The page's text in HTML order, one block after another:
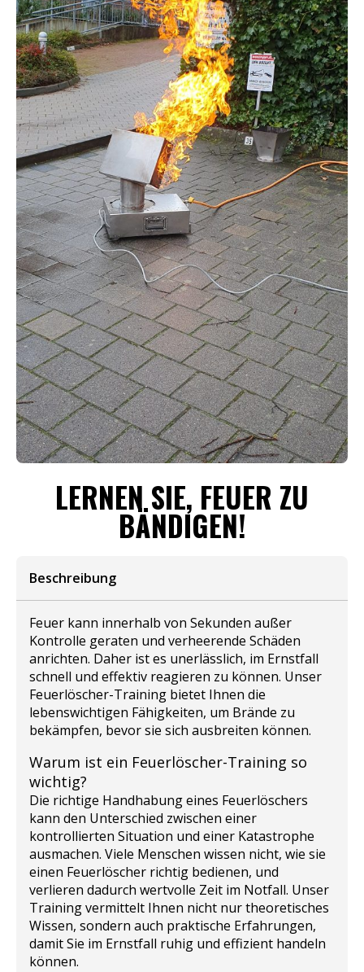
LERNEN SIE, FEUER ZU
BÄNDIGEN!
Beschreibung
Feuer kann innerhalb von Sekunden außer
Kontrolle geraten und verheerende Schäden
anrichten. Daher ist es unerlässlich, im Ernstfall
schnell und effektiv reagieren zu können. Unser
Feuerlöscher-Training bietet Ihnen die
lebenswichtigen Fähigkeiten, um Brände zu
bekämpfen, bevor sie sich ausbreiten können.
Warum ist ein Feuerlöscher-Training so
wichtig?
Die richtige Handhabung eines Feuerlöschers
kann den Unterschied zwischen einer
kontrollierten Situation und einer Katastrophe
ausmachen. Viele Menschen wissen nicht, wie sie
einen Feuerlöscher richtig bedienen, und
verlieren dadurch wertvolle Zeit im Notfall. Unser
Training vermittelt Ihnen nicht nur theoretisches
Wissen, sondern auch praktische Erfahrungen,
damit Sie im Ernstfall ruhig und effizient handeln
können.